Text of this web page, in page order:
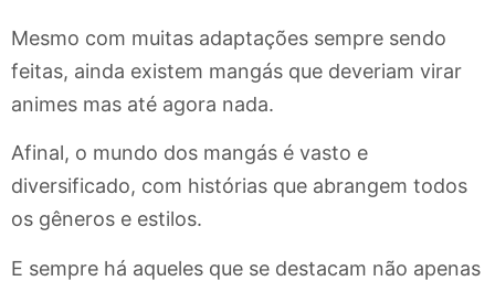
Mesmo com muitas adaptações sempre sendo
feitas, ainda existem mangás que deveriam virar
animes mas até agora nada.
Afinal, o mundo dos mangás é vasto e
diversificado, com histórias que abrangem todos
os gêneros e estilos.
E sempre há aqueles que se destacam não apenas